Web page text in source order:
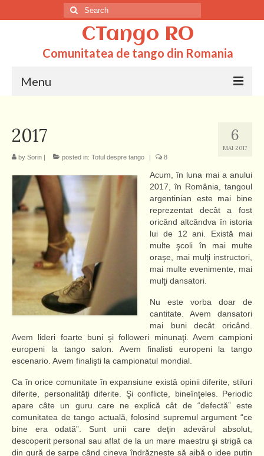
Search
for:
CTango RO
Comunitatea de tango din Romania
Menu
Totul despre tango
Dictionar
Scoli
Q&A
6
MAI 2017
2017
by Sorin | posted in: Totul despre tango | 8
Acum, în luna mai a anului
2017, în România, tangoul
argentinian este mai bine
reprezentat decât a fost
oricând altcândva în istoria
lui de 12 ani. Există mai
multe şcoli în mai multe
oraşe, mai mulţi instructori,
mai multe evenimente, mai
mulţi dansatori.
Nu este vorba doar de
cantitate. Avem dansatori
mai buni decât oricând.
Avem lideri foarte buni şi followeri minunaţi. Avem campioni
europeni la tango salon. Avem finalisti europeni la tango
escenario. Avem finalişti la campionatul mondial.
Ca în orice comunitate în expansiune există opinii diferite, stiluri
diferite, personalităţi diferite. Şi conflicte, bineînţeles. Periodic
apare câte un guru care ne explică cât de “defectă” este
comunitatea de tango actuală, folosind supremul argument “ce
bine era odată”. Sunt unii care deţin adevărul absolut,
descoperit personal sau aflat de la un mare maestru şi strigă ca
din gură de şarpe când cineva îndrăzneşte să aibă o idee puţin